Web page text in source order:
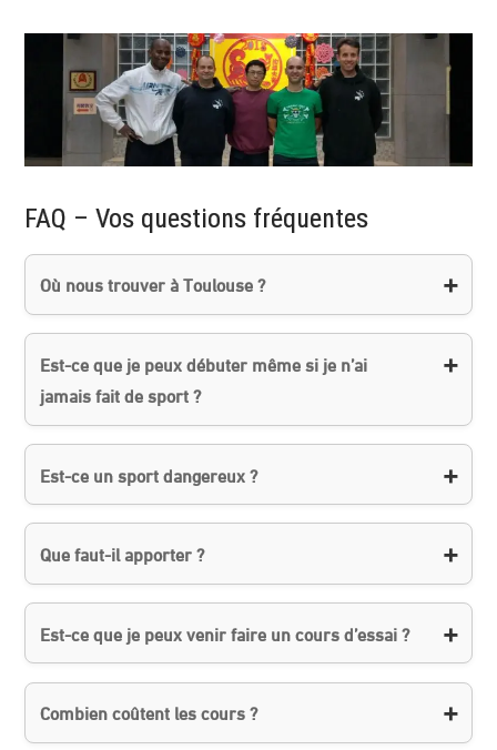
FAQ – Vos questions fréquentes
Où nous trouver à Toulouse ?
Est-ce que je peux débuter même si je n’ai
jamais fait de sport ?
Est-ce un sport dangereux ?
Que faut-il apporter ?
Est-ce que je peux venir faire un cours d’essai ?
Combien coûtent les cours ?